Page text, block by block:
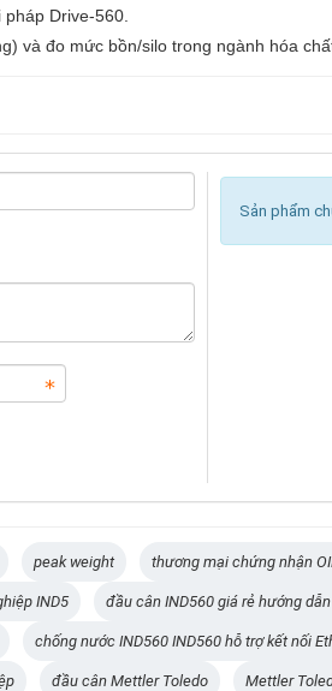
Drive-560.
và đo mức bồn/silo trong ngành hóa
Sản phẩm
peak weight thương mại chứng nhận
IND5 đầu cân IND560 giá rẻ hướng
chống nước IND560 IND560 hỗ trợ kết nối
đầu cân Mettler Toledo Mettler